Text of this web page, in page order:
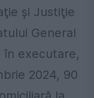
şi Justiţie
General
în executare,
2024, 90